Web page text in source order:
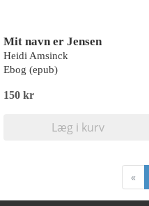
Mit navn er Jensen
Heidi Amsinck
Ebog (epub)
150 kr
Læg i kurv
«